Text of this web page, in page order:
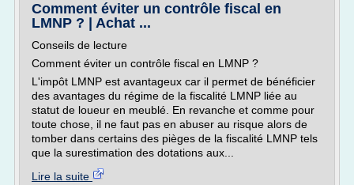
Comment éviter un contrôle fiscal en
LMNP ? | Achat ...
Conseils de lecture
Comment éviter un contrôle fiscal en LMNP ?
L'impôt LMNP est avantageux car il permet de bénéficier
des avantages du régime de la fiscalité LMNP liée au
statut de loueur en meublé. En revanche et comme pour
toute chose, il ne faut pas en abuser au risque alors de
tomber dans certains des pièges de la fiscalité LMNP tels
que la surestimation des dotations aux...
Lire la suite